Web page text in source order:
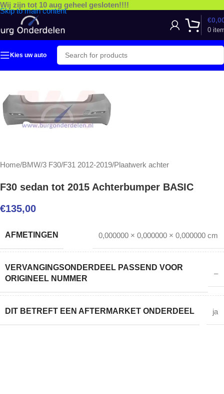
Skip to main content
Wij zijn tot 10 aug geheel gesloten!!!!
0
€
Kies uw auto
Home/BMW/3 F30/F31 2012-2019/Plaatwerk achter
F30 sedan tot 2015 Achterbumper BASIC
€135,00
AFMETINGEN 0,000000 × 0,000000 × 0,000000 cm
VERVANGINGSONDERDEEL PASSEND VOOR
ORIGINEEL NUMMER
–
DIT BETREFT EEN AFTERMARKET ONDERDEEL ja